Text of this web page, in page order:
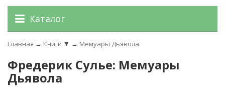
Каталог
Главная → Книги ▼ → Мемуары Дьявола
Фредерик Сулье: Мемуары
Дьявола